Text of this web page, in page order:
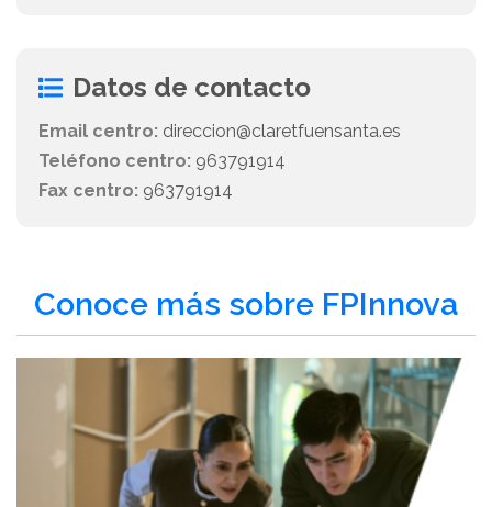
Datos de contacto
Email centro: direccion@claretfuensanta.es
Teléfono centro: 963791914
Fax centro: 963791914
Conoce más sobre FPInnova